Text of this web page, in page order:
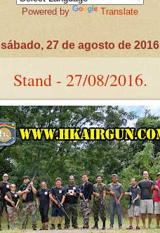
Powered by Translate
sábado, 27 de agosto de 2016
Stand - 27/08/2016.